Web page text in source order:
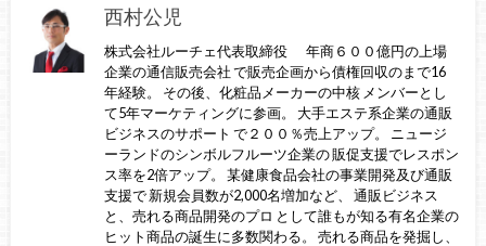
西村公児
株式会社ルーチェ代表取締役 年商６００億円の上場
企業の通信販売会社 で販売企画から債権回収のまで16
年経験。 その後、化粧品メーカーの中核 メンバーとし
て5年マーケティングに参画。 大手エステ系企業の通販
ビジネスのサポート で２００％売上アップ。 ニュージ
ーランドのシンボルフルーツ企業の 販促支援でレスポン
ス率を2倍アップ。 某健康食品会社の事業開発及び通販
支援で 新規会員数が2,000名増加など、 通販ビジネス
と、売れる商品開発のプロ として誰もが知る有名企業の
ヒット商品の誕生に多数関わる。 売れる商品を発掘し、